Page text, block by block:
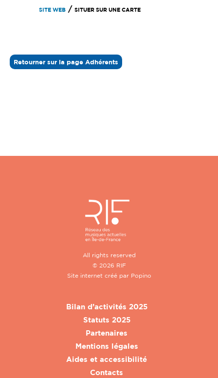
SITE WEB / SITUER SUR UNE CARTE
Retourner sur la page Adhérents
All rights reserved
© 2026 RIF
Site internet créé par Popino
Bilan d’activités 2025
Statuts 2025
Partenaires
Mentions légales
Aides et accessibilité
Contacts